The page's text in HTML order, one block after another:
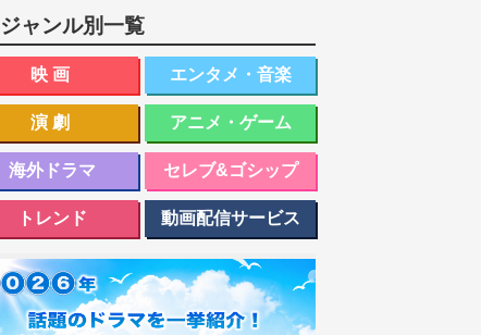
ジャンル別一覧
映画 エンタメ・音楽
演劇 アニメ・ゲーム
海外ドラマ セレブ&ゴシップ
トレンド 動画配信サービス